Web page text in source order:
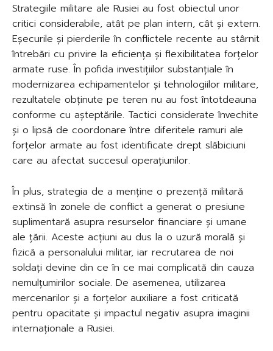
Strategiile militare ale Rusiei au fost obiectul unor
critici considerabile, atât pe plan intern, cât și extern.
Eșecurile și pierderile în conflictele recente au stârnit
întrebări cu privire la eficiența și flexibilitatea forțelor
armate ruse. În pofida investițiilor substanțiale în
modernizarea echipamentelor și tehnologiilor militare,
rezultatele obținute pe teren nu au fost întotdeauna
conforme cu așteptările. Tactici considerate învechite
și o lipsă de coordonare între diferitele ramuri ale
forțelor armate au fost identificate drept slăbiciuni
care au afectat succesul operațiunilor.
În plus, strategia de a menține o prezență militară
extinsă în zonele de conflict a generat o presiune
suplimentară asupra resurselor financiare și umane
ale țării. Aceste acțiuni au dus la o uzură morală și
fizică a personalului militar, iar recrutarea de noi
soldați devine din ce în ce mai complicată din cauza
nemulțumirilor sociale. De asemenea, utilizarea
mercenarilor și a forțelor auxiliare a fost criticată
pentru opacitate și impactul negativ asupra imaginii
internaționale a Rusiei.